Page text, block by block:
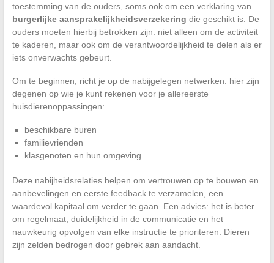
toestemming van de ouders, soms ook om een verklaring van
burgerlijke aansprakelijkheidsverzekering die geschikt is. De
ouders moeten hierbij betrokken zijn: niet alleen om de activiteit
te kaderen, maar ook om de verantwoordelijkheid te delen als er
iets onverwachts gebeurt.
Om te beginnen, richt je op de nabijgelegen netwerken: hier zijn
degenen op wie je kunt rekenen voor je allereerste
huisdierenoppassingen:
beschikbare buren
familievrienden
klasgenoten en hun omgeving
Deze nabijheidsrelaties helpen om vertrouwen op te bouwen en
aanbevelingen en eerste feedback te verzamelen, een
waardevol kapitaal om verder te gaan. Een advies: het is beter
om regelmaat, duidelijkheid in de communicatie en het
nauwkeurig opvolgen van elke instructie te prioriteren. Dieren
zijn zelden bedrogen door gebrek aan aandacht.